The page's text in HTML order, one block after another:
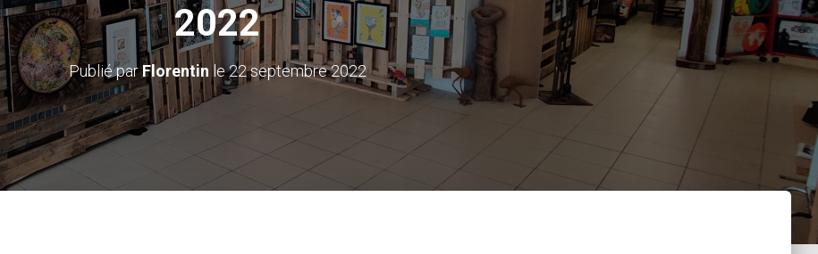
2022
Publié parFlorentin le22 septembre 2022